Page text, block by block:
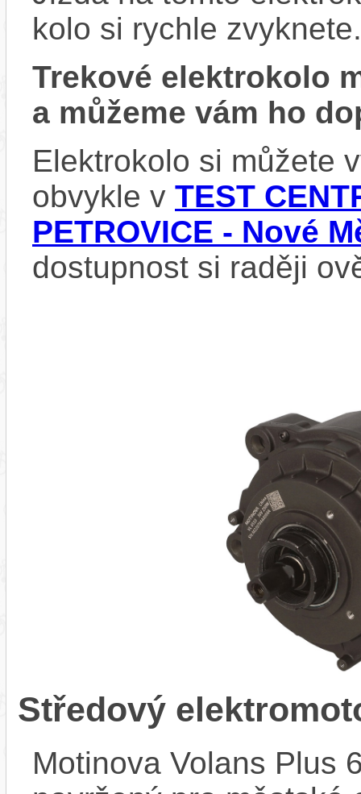
kolo si rychle zvyknete.
Trekové elektrokolo
a můžeme vám ho
Elektrokolo si můžete
obvykle v TEST
PETROVICE - Nové
dostupnost si raději
Středový
Motinova Volans Plus